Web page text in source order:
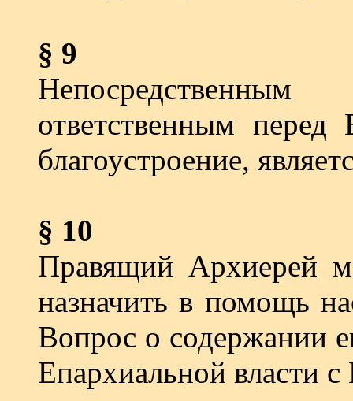
§ 9
ответственным перед
благоустро­ение,
§ 10
Правящий Архиерей
назначить в помощь
Вопрос о содержании
Епархиальной власти